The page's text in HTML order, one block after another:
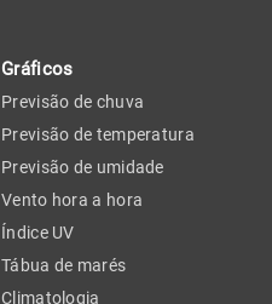
Gráficos
Previsão de chuva
Previsão de temperatura
Previsão de umidade
Vento hora a hora
Índice UV
Tábua de marés
Climatologia